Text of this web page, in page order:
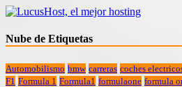
Nube de Etiquetas
Automobilismo bmw carreras coches
F1 Formula 1 Formula1 formulaone formula